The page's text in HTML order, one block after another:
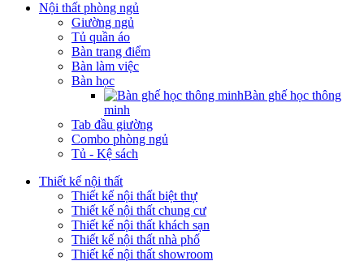
Nội thất phòng ngủ
Giường ngủ
Tủ quần áo
Bàn trang điểm
Bàn làm việc
Bàn học
Bàn ghế học thông
minh
Tab đầu giường
Combo phòng ngủ
Tủ - Kệ sách
Thiết kế nội thất
Thiết kế nội thất biệt thự
Thiết kế nội thất chung cư
Thiết kế nội thất khách sạn
Thiết kế nội thất nhà phố
Thiết kế nội thất showroom